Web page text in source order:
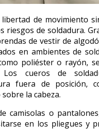
libertad de movimiento
riesgos de soldadura.
de vestir de
en ambientes de
poliéster o rayón,
cueros de
fuera de posición,
la cabeza.
camisolas o
en los pliegues y